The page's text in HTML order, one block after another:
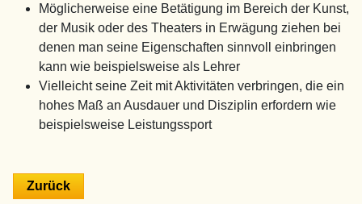
Möglicherweise eine Betätigung im Bereich der Kunst,
der Musik oder des Theaters in Erwägung ziehen bei
denen man seine Eigenschaften sinnvoll einbringen
kann wie beispielsweise als Lehrer
Vielleicht seine Zeit mit Aktivitäten verbringen, die ein
hohes Maß an Ausdauer und Disziplin erfordern wie
beispielsweise Leistungssport